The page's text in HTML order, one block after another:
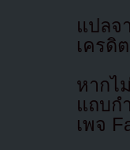
แปล
เครดิ
หากไ
แถบก
เพจ